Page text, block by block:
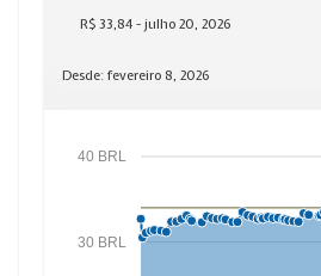
R$ 33,84 - julho 20, 2026
Desde: fevereiro 8, 2026
30 BRL
40 BRL